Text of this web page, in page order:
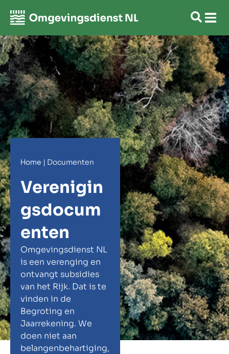
Home | Documenten
Verenigin
gsdocum
enten
Omgevingsdienst NL
is een verenging en
ontvangt subsidies
van het Rijk. Dat is te
vinden in de
Begroting en
Jaarrekening. We
doen niet aan
belangenbehartiging,